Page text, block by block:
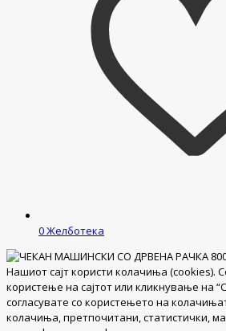
0Желботека
Нашиот сајт користи колачиња (cookies).
користење на сајтот или кликнување на
согласувате со користењето на
колачиња, претпочитани, статистички,